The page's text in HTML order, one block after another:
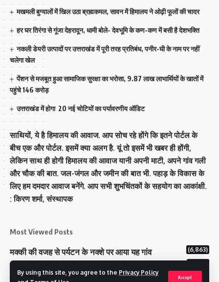
By using this site, you agree to the Privacy Policy
Accept
मखमली बुग्यालों में खिल उठा ब्रह्मकमल, सावन में हिमालय ने ओढ़ी फूलों की चादर
हर घर तिरंगा से गूंजा देहरादून, धामी बोले- देवभूमि के कण-कण में बसी है देशभक्ति
नकली डेयरी उत्पादों पर उत्तराखंड में पूरी तरह प्रतिबंध, पनीर-घी के नाम पर नहीं
चलेगा खेल
पेंशन से मजबूत हुआ सामाजिक सुरक्षा का भरोसा, 9.87 लाख लाभार्थियों के खातों में
पहुंचे 146 करोड़
उत्तराखंड में होगा 20 नई चोटियों का पर्यावरणीय ऑडिट
साथियों, ये है हिमालय की आवाज. आप सोच रहे होंगे कि इतने पोर्टल के
बीच एक और पोर्टल. इसमें क्या अलग है. यूं तो इसमें भी खबर ही होंगी,
लेकिन साथ ही होगी हिमालय की आवाज यानी अपनी माटी, अपने गांव गली
और चौक की बात. जल-जंगल और जमीन की बात भी. पहाड़ के विकास के
लिए हम दमदार आवाज बनेंगे. आप सभी शुभचिंतकों के सहयोग का आकांक्षी.
: किरण शर्मा, संस्‍थापक
Most Viewed Posts
मक्‍की की वजह से पर्यटन के नक्‍शे पर आया यह गांव (6,863)
राज्य में 12 पी माइनस थ्री पोलिंग स्टेशन बनाए गए
टिहरी राजपरिवार के पास 200 करोड से अधिक की संपत्ति (5,194)